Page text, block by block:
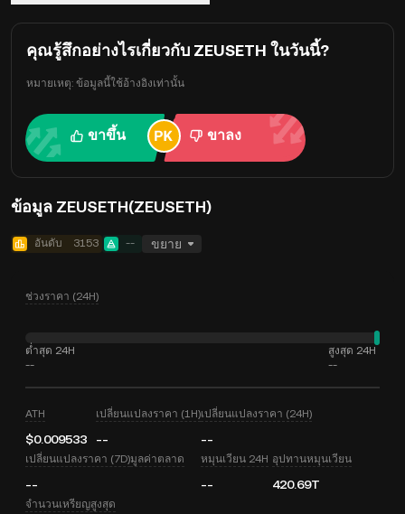
คุณรู้สึกอย่างไรเกี่ยวกับ ZEUSETH ในวันนี้?
หมายเหตุ: ข้อมูลนี้ใช้อ้างอิงเท่านั้น
ขาขึ้น ขาลง
ข้อมูล ZEUSETH(ZEUSETH)
อันดับ 3153 -- ขยาย
ช่วงราคา (24H)
ต่ำสุด 24H
--
สูงสุด 24H
--
ATH
$0.009533
เปลี่ยนแปลงราคา (1H)
--
เปลี่ยนแปลงราคา (24H)
--
เปลี่ยนแปลงราคา (7D)
--
มูลค่าตลาด หมุนเวียน 24H
--
อุปทานหมุนเวียน
420.69T
จำนวนเหรียญสูงสุด